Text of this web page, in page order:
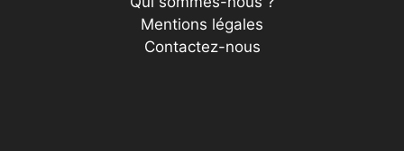
Mentions légales
Contactez-nous